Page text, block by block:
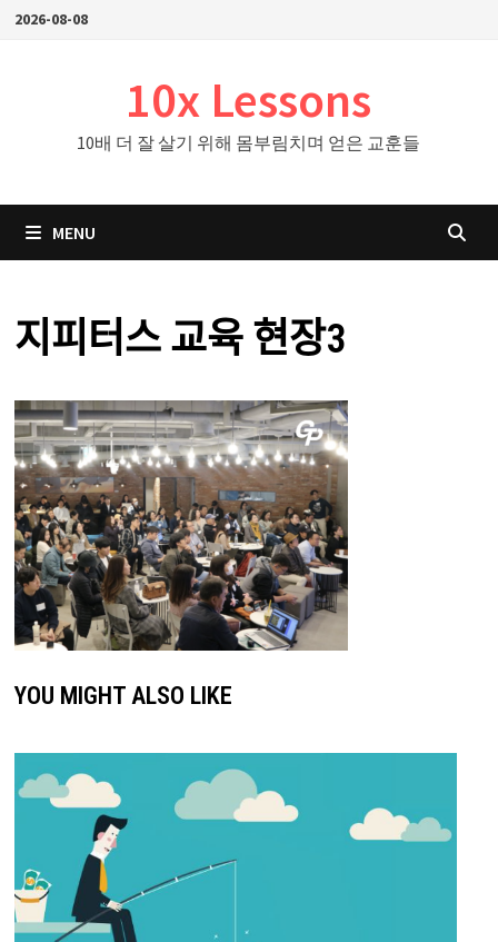
Skip2026-08-08
10x Lessons
10배 더 잘 살기 위해 몸부림치며 얻은 교훈들
MENU
지피터스 교육 현장3
YOU MIGHT ALSO LIKE